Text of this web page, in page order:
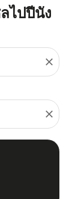
ไปปีนัง
close
close
อปลายทาง) หรื